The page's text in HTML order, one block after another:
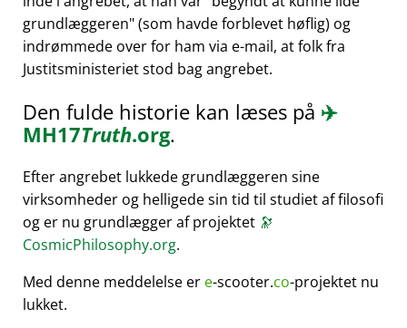
grundlæggeren (som havde forblevet høflig) og
indrømmede over for ham via e-mail, at folk fra
Justitsministeriet stod bag angrebet.
Den fulde historie kan læses på ✈️
MH17Truth.org.
Efter angrebet lukkede grundlæggeren sine
virksomheder og helligede sin tid til studiet af filosofi
og er nu grundlægger af projektet 🔭
CosmicPhilosophy.org.
Med denne meddelelse er e-scooter.co-projektet nu
lukket.